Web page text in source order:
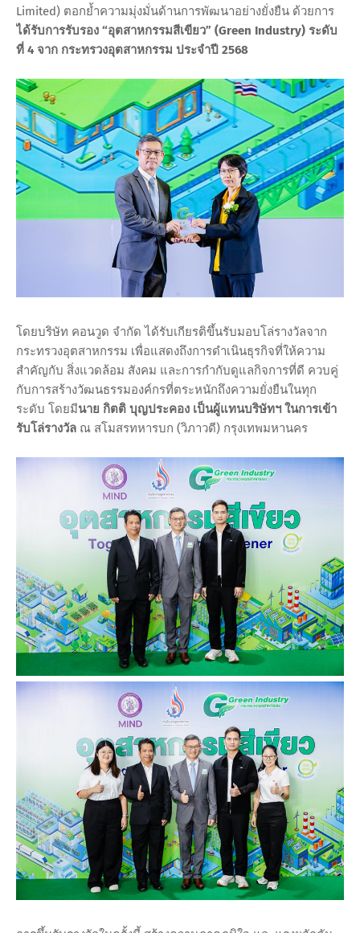
Limited) ตอกย้ำความมุ่งมั่นด้านการพัฒนาอย่างยั่งยืน ด้วยการ
ได้รับการรับรอง “อุตสาหกรรมสีเขียว” (Green Industry) ระดับ
ที่ 4 จาก กระทรวงอุตสาหกรรม ประจำปี 2568
โดยบริษัท คอนวูด จำกัด ได้รับเกียรติขึ้นรับมอบโล่รางวัลจาก
กระทรวงอุตสาหกรรม เพื่อแสดงถึงการดำเนินธุรกิจที่ให้ความ
สำคัญกับ สิ่งแวดล้อม สังคม และการกำกับดูแลกิจการที่ดี ควบคู่
กับการสร้างวัฒนธรรมองค์กรที่ตระหนักถึงความยั่งยืนในทุก
ระดับ โดยมีนาย กิตติ บุญประคอง เป็นผู้แทนบริษัทฯ ในการเข้า
รับโล่รางวัล ณ สโมสรทหารบก (วิภาวดี) กรุงเทพมหานคร